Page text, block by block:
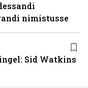
nimistusse
Sid Watkins